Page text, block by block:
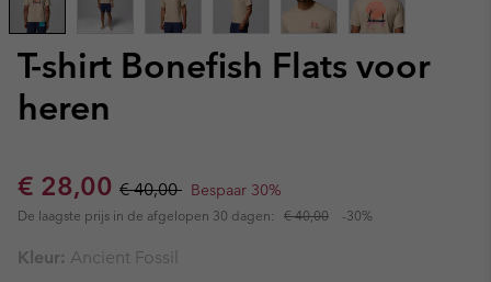
T-shirt Bonefish Flats voor
heren
Sale price:
€ 28,00 Regular price:
€ 40,00 Bespaar 30%
De laagste prijs in de afgelopen 30 dagen: € 40,00 -30%
Kleur: Ancient Fossil